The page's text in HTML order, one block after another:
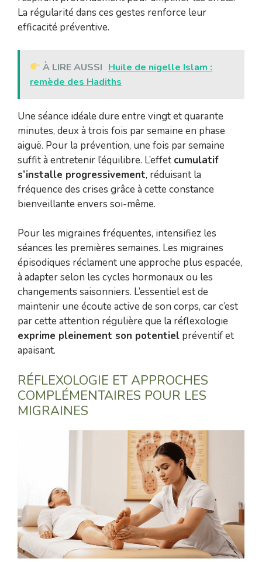
La régularité dans ces gestes renforce leur
efficacité préventive.
À LIRE AUSSI Huile de nigelle Islam :
remède des Hadiths
Une séance idéale dure entre vingt et quarante
minutes, deux à trois fois par semaine en phase
aiguë. Pour la prévention, une fois par semaine
suffit à entretenir l’équilibre. L’effet cumulatif
s’installe progressivement, réduisant la
fréquence des crises grâce à cette constance
bienveillante envers soi-même.
Pour les migraines fréquentes, intensifiez les
séances les premières semaines. Les migraines
épisodiques réclament une approche plus espacée,
à adapter selon les cycles hormonaux ou les
changements saisonniers. L’essentiel est de
maintenir une écoute active de son corps, car c’est
par cette attention régulière que la réflexologie
exprime pleinement son potentiel préventif et
apaisant.
RÉFLEXOLOGIE ET APPROCHES
COMPLÉMENTAIRES POUR LES
MIGRAINES